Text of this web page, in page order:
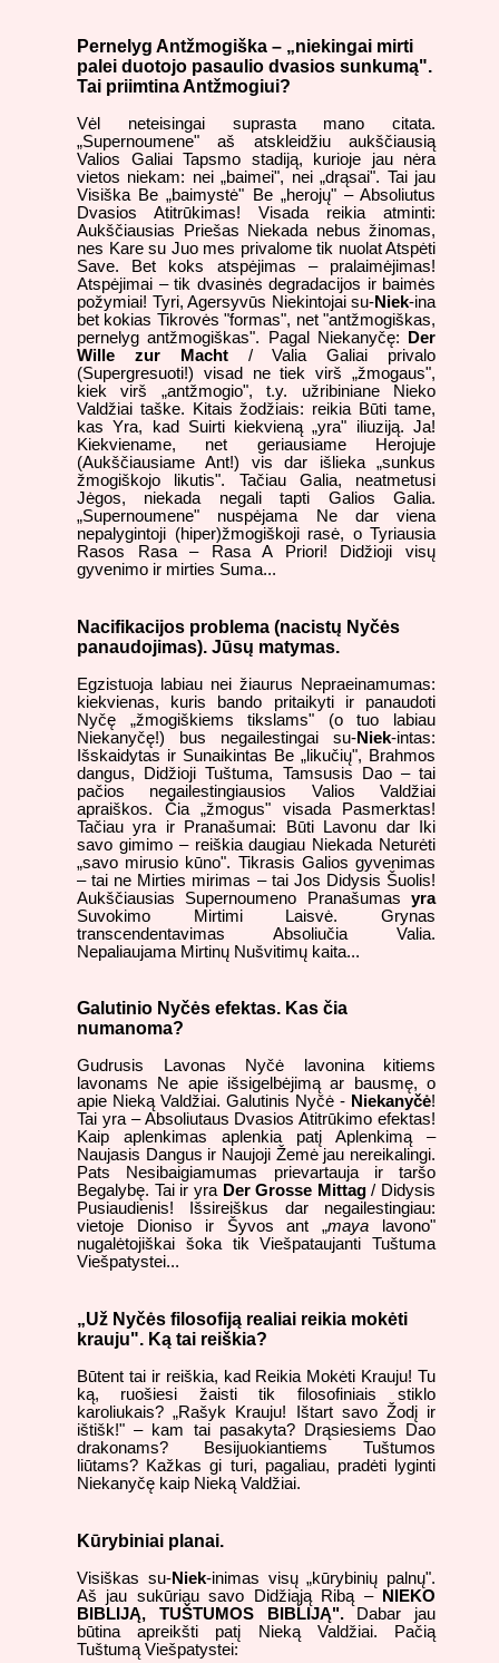
Pernelyg Antžmogiška – „niekingai mirti
palei duotojo pasaulio dvasios sunkumą".
Tai priimtina Antžmogiui?
Vėl neteisingai suprasta mano citata.
„Supernoumene" aš atskleidžiu aukščiausią
Valios Galiai Tapsmo stadiją, kurioje jau nėra
vietos niekam: nei „baimei", nei „drąsai". Tai jau
Visiška Be „baimystė" Be „herojų" – Absoliutus
Dvasios Atitrūkimas! Visada reikia atminti:
Aukščiausias Priešas Niekada nebus žinomas,
nes Kare su Juo mes privalome tik nuolat Atspėti
Save. Bet koks atspėjimas – pralaimėjimas!
Atspėjimai – tik dvasinės degradacijos ir baimės
požymiai! Tyri, Agersyvūs Niekintojai su-Niek-ina
bet kokias Tikrovės "formas", net "antžmogiškas,
pernelyg antžmogiškas". Pagal Niekanyčę:
Der
Wille zur Macht/ Valia Galiai privalo
(Supergresuoti!) visad ne tiek virš „žmogaus",
kiek virš „antžmogio", t.y. užribiniane Nieko
Valdžiai taške. Kitais žodžiais: reikia Būti tame,
kas Yra, kad Suirti kiekvieną „yra" iliuziją. Ja!
Kiekviename, net geriausiame Herojuje
(Aukščiausiame Ant!) vis dar išlieka „sunkus
žmogiškojo likutis". Tačiau Galia, neatmetusi
Jėgos, niekada negali tapti Galios Galia.
„Supernoumene" nuspėjama Ne dar viena
nepalygintoji (hiper)žmogiškoji rasė, o Tyriausia
Rasos Rasa – Rasa A Priori! Didžioji visų
gyvenimo ir mirties Suma...
Nacifikacijos problema (nacistų Nyčės
panaudojimas). Jūsų matymas.
Egzistuoja labiau nei žiaurus Nepraeinamumas:
kiekvienas, kuris bando pritaikyti ir panaudoti
Nyčę „žmogiškiems tikslams" (o tuo labiau
Niekanyčę!) bus negailestingai su-Niek-intas:
Išskaidytas ir Sunaikintas Be „likučių", Brahmos
dangus, Didžioji Tuštuma, Tamsusis Dao – tai
pačios negailestingiausios Valios Valdžiai
apraiškos. Čia „žmogus" visada Pasmerktas!
Tačiau yra ir Pranašumai: Būti Lavonu dar Iki
savo gimimo – reiškia daugiau Niekada Neturėti
„savo mirusio kūno". Tikrasis Galios gyvenimas
– tai ne Mirties mirimas – tai Jos Didysis Šuolis!
Aukščiausias Supernoumeno Pranašumas yra
Suvokimo Mirtimi Laisvė. Grynas
transcendentavimas Absoliučia Valia.
Nepaliaujama Mirtinų Nušvitimų kaita...
Galutinio Nyčės efektas. Kas čia
numanoma?
Gudrusis Lavonas Nyčė lavonina kitiems
lavonams Ne apie išsigelbėjimą ar bausmę, o
apie Nieką Valdžiai. Galutinis Nyčė - Niekanyčė!
Tai yra – Absoliutaus Dvasios Atitrūkimo efektas!
Kaip aplenkimas aplenkia patį Aplenkimą –
Naujasis Dangus ir Naujoji Žemė jau nereikalingi.
Pats Nesibaigiamumas prievartauja ir taršo
Begalybę. Tai ir yra Der Grosse Mittag/ Didysis
Pusiaudienis! Išsireiškus dar negailestingiau:
vietoje Dioniso ir Šyvos ant „maya lavono"
nugalėtojiškai šoka tik Viešpataujanti Tuštuma
Viešpatystei...
„Už Nyčės filosofiją realiai reikia mokėti
krauju". Ką tai reiškia?
Būtent tai ir reiškia, kad Reikia Mokėti Krauju! Tu
ką, ruošiesi žaisti tik filosofiniais stiklo
karoliukais? „Rašyk Krauju! Ištart savo Žodį ir
ištišk!" – kam tai pasakyta? Drąsiesiems Dao
drakonams? Besijuokiantiems Tuštumos
liūtams? Kažkas gi turi, pagaliau, pradėti lyginti
Niekanyčę kaip Nieką Valdžiai.
Kūrybiniai planai.
Visiškas su-Niek-inimas visų „kūrybinių palnų".
Aš jau sukūriau savo Didžiąją Ribą – NIEKO
BIBLIJĄ, TUŠTUMOS BIBLIJĄ".Dabar jau
būtina apreikšti patį Nieką Valdžiai. Pačią
Tuštumą Viešpatystei: